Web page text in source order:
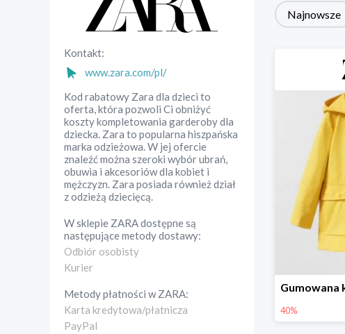
Kontakt:
www.zara.com/pl/
Kod rabatowy Zara dla dzieci to
oferta, która pozwoli Ci obniżyć
koszty kompletowania garderoby dla
dziecka. Zara to popularna hiszpańska
marka odzieżowa. W jej ofercie
znaleźć można szeroki wybór ubrań,
obuwia i akcesoriów dla kobiet i
mężczyzn. Zara posiada również dział
z odzieżą dziecięcą.
W sklepie ZARAdostępne są
następujące metody dostawy:
Odbiór osobisty
Kurier
Metody płatności wZARA:
Karta kredytowa/płatnicza
PayPal
Najnowsze
40%